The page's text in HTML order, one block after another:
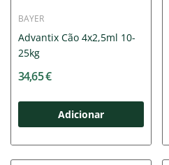
BAYER
Advantix Cão 4x2,5ml 10-
25kg
34,65 €
Adicionar